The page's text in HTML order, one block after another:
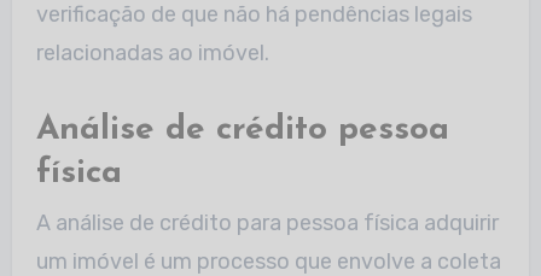
verificação de que não há pendências legais
relacionadas ao imóvel.
Análise de crédito pessoa
física
A análise de crédito para pessoa física adquirir
um imóvel é um processo que envolve a coleta